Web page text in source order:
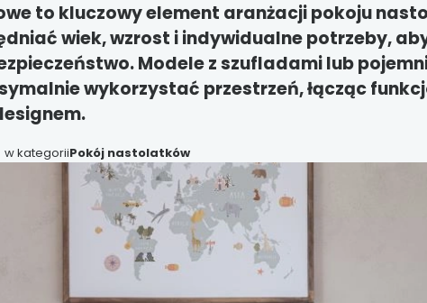
to kluczowy element aranżacji pokoju
wiek, wzrost i indywidualne potrzeby,
Modele z szufladami lub
wykorzystać przestrzeń, łącząc
w kategoriiPokój nastolatków